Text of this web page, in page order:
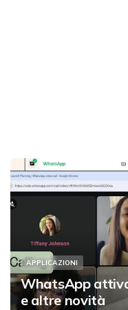
APPLICAZIONI
WhatsApp
e altre novità